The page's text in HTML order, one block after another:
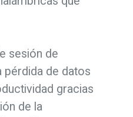
sesión de
pérdida de datos
gracias
de la